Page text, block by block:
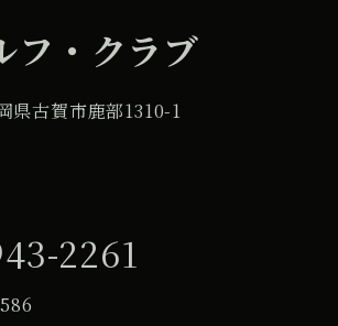
フ・クラブ
県古賀市鹿部1310-1
2261